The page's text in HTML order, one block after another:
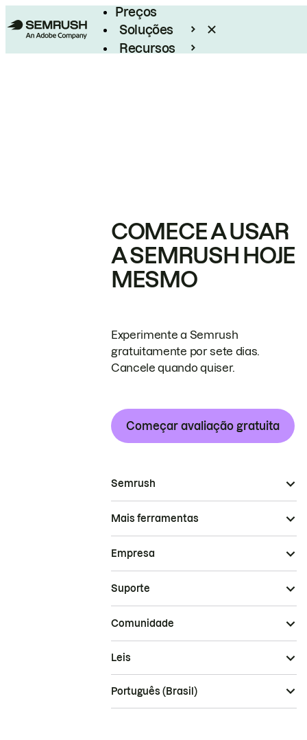
Preços
Soluções
Recursos
COMECE A USAR
A SEMRUSH HOJE
MESMO
Experimente a Semrush
gratuitamente por sete dias.
Cancele quando quiser.
Começar avaliação gratuita
Semrush
Mais ferramentas
Empresa
Suporte
Comunidade
Leis
Português (Brasil)